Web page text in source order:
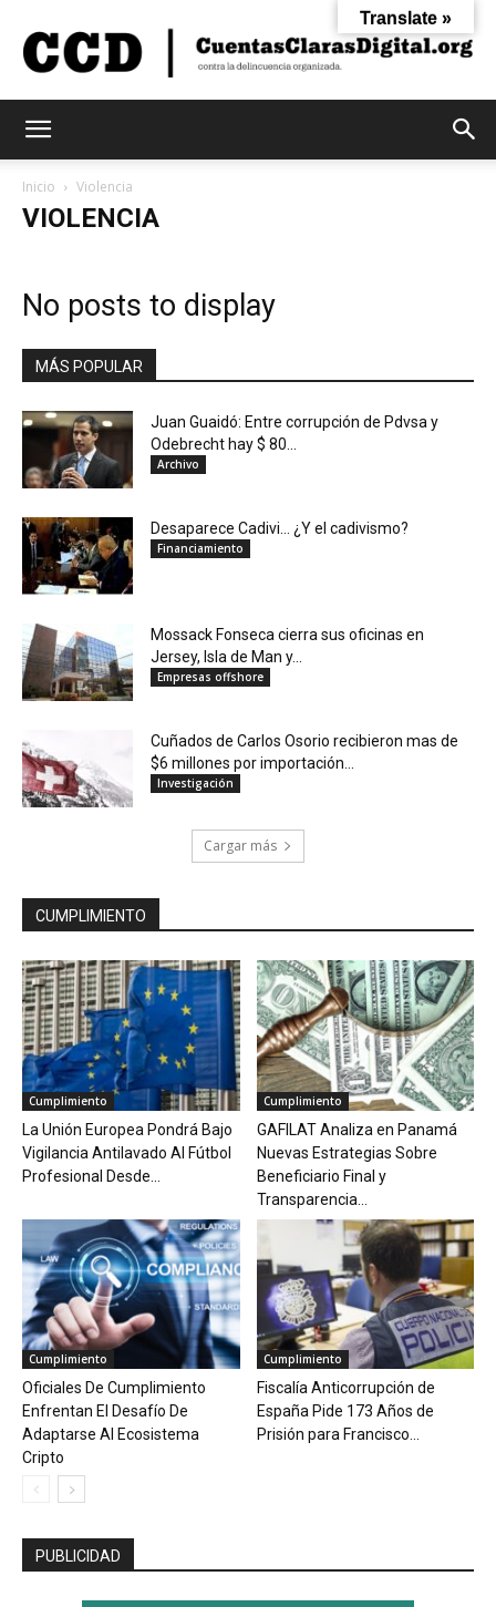
Inicio Violencia
VIOLENCIA
No posts to display
MÁS POPULAR
Juan Guaidó: Entre corrupción de Pdvsa y
Odebrecht hay $ 80...
Archivo
Desaparece Cadivi… ¿Y el cadivismo?
Financiamiento
Mossack Fonseca cierra sus oficinas en
Jersey, Isla de Man y...
Empresas offshore
Cuñados de Carlos Osorio recibieron mas de
$6 millones por importación...
Investigación
Cargar más
CUMPLIMIENTO
Cumplimiento
La Unión Europea Pondrá Bajo
Vigilancia Antilavado Al Fútbol
Profesional Desde...
Cumplimiento
GAFILAT Analiza en Panamá
Nuevas Estrategias Sobre
Beneficiario Final y
Transparencia...
Cumplimiento
Oficiales De Cumplimiento
Enfrentan El Desafío De
Adaptarse Al Ecosistema
Cripto
Cumplimiento
Fiscalía Anticorrupción de
España Pide 173 Años de
Prisión para Francisco...
PUBLICIDAD
Translate »